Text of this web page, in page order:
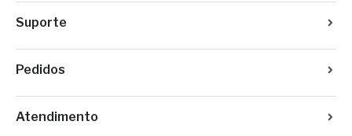
Suporte
Pedidos
Atendimento